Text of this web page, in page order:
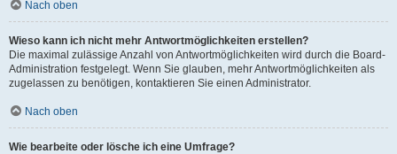
Nach oben
Wieso kann ich nicht mehr Antwortmöglichkeiten erstellen?
Die maximal zulässige Anzahl von Antwortmöglichkeiten wird durch die Board-
Administration festgelegt. Wenn Sie glauben, mehr Antwortmöglichkeiten als
zugelassen zu benötigen, kontaktieren Sie einen Administrator.
Nach oben
Wie bearbeite oder lösche ich eine Umfrage?